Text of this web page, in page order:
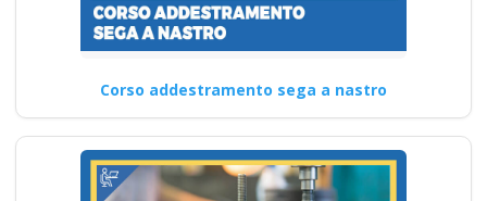
Corso addestramento sega a nastro